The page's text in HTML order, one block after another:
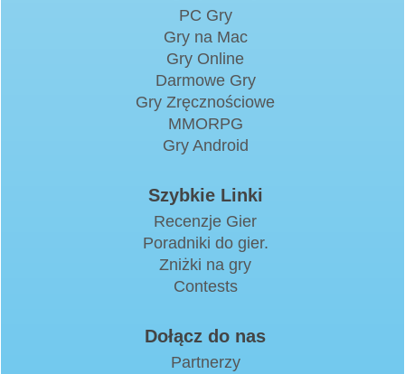
PC Gry
Gry na Mac
Gry Online
Darmowe Gry
Gry Zręcznościowe
MMORPG
Gry Android
Szybkie Linki
Recenzje Gier
Poradniki do gier.
Zniżki na gry
Contests
Dołącz do nas
Partnerzy